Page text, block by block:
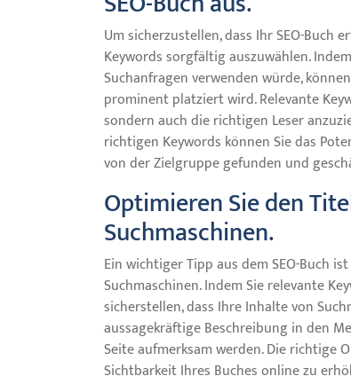
Um sicherzustellen, dass Ihr SEO-
Keywords sorgfältig auszuwählen.
Suchanfragen verwenden würde,
prominent platziert wird. Relevante
sondern auch die richtigen Leser
richtigen Keywords können Sie das
von der Zielgruppe gefunden und
Optimieren Sie den
Suchmaschinen.
Ein wichtiger Tipp aus dem SEO-Buch
Suchmaschinen. Indem Sie relevante
sicherstellen, dass Ihre Inhalte von
aussagekräftige Beschreibung in den
Seite aufmerksam werden. Die richtige
Sichtbarkeit Ihres Buches online zu